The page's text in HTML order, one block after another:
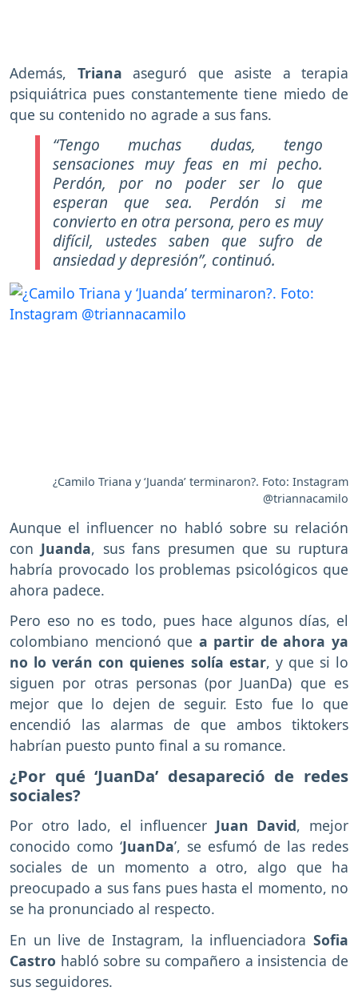
Además, Triana aseguró que asiste a terapia
psiquiátrica pues constantemente tiene miedo de
que su contenido no agrade a sus fans.
“Tengo muchas dudas, tengo
sensaciones muy feas en mi pecho.
Perdón, por no poder ser lo que
esperan que sea. Perdón si me
convierto en otra persona, pero es muy
difícil, ustedes saben que sufro de
ansiedad y depresión”, continuó.
¿Camilo Triana y ‘Juanda’ terminaron?. Foto: Instagram
@triannacamilo
Aunque el influencer no habló sobre su relación
con Juanda, sus fans presumen que su ruptura
habría provocado los problemas psicológicos que
ahora padece.
Pero eso no es todo, pues hace algunos días, el
colombiano mencionó que a partir de ahora ya
no lo verán con quienes solía estar, y que si lo
siguen por otras personas (por JuanDa) que es
mejor que lo dejen de seguir. Esto fue lo que
encendió las alarmas de que ambos tiktokers
habrían puesto punto final a su romance.
¿Por qué ‘JuanDa’ desapareció de redes
sociales?
Por otro lado, el influencer Juan David, mejor
conocido como ‘JuanDa’, se esfumó de las redes
sociales de un momento a otro, algo que ha
preocupado a sus fans pues hasta el momento, no
se ha pronunciado al respecto.
En un live de Instagram, la influenciadora Sofia
Castro habló sobre su compañero a insistencia de
sus seguidores.